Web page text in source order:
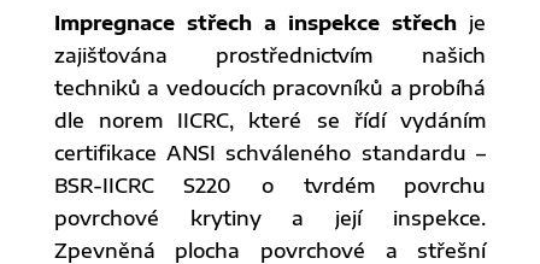
Impregnace střech a inspekce střech je
zajišťována prostřednictvím našich
techniků a vedoucích pracovníků a probíhá
dle norem IICRC, které se řídí vydáním
certifikace ANSI schváleného standardu –
BSR-IICRC S220 o tvrdém povrchu
povrchové krytiny a její inspekce.
Zpevněná plocha povrchové a střešní